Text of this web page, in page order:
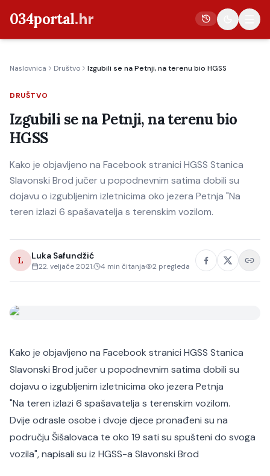
034portal.hr
Crna kronika
Poljoprivreda
Politika
Gospodarstvo
Život
Kultura
Naslovnica Društvo Izgubili se na Petnji, na terenu bio HGSS
DRUŠTVO
Izgubili se na Petnji, na terenu bio
HGSS
Kako je objavljeno na Facebook stranici HGSS Stanica
Slavonski Brod jučer u popodnevnim satima dobili su
dojavu o izgubljenim izletnicima oko jezera Petnja "Na
teren izlazi 6 spašavatelja s terenskim vozilom.
L Luka Safundžić
22. veljače 2021. 4 min čitanja 2 pregleda
Kako je objavljeno na Facebook stranici HGSS Stanica
Slavonski Brod jučer u popodnevnim satima dobili su
dojavu o izgubljenim izletnicima oko jezera Petnja
"Na teren izlazi 6 spašavatelja s terenskim vozilom.
Dvije odrasle osobe i dvoje djece pronađeni su na
području Šišalovaca te oko 19 sati su spušteni do svoga
vozila", napisali su iz HGSS-a Slavonski Brod